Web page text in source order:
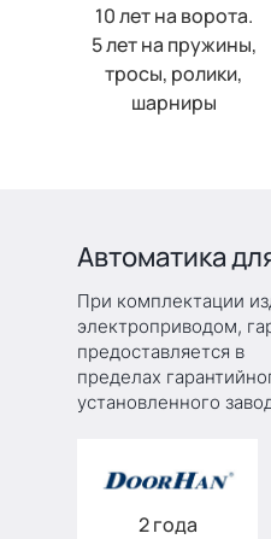
10 лет на ворота.
5 лет на пружины,
тросы, ролики,
шарниры
Автоматика
При комплектации
электроприводом,
предоставляется в
пределах
установленного
2 года